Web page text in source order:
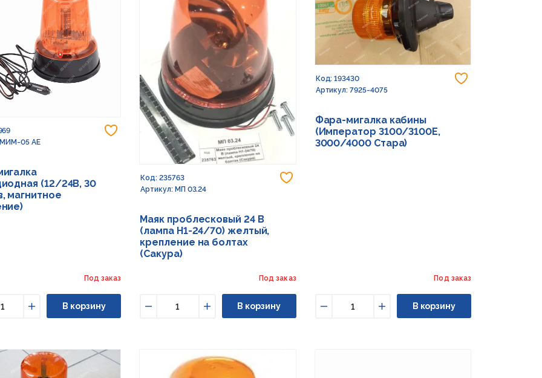
Добавить в избранное
МИМ-05 АЕ
(12/24В, 30
магнитное
Под заказ
Увеличить
В корзину
Код: 235763
Артикул: МП 03.24
Маяк проблесковый 24 В
(лампа Н1-24/70) желтый,
крепление на болтах
(Сакура)
Под заказ
Увеличить
В корзину
Код: 193430
Артикул: 7925-4075
Фара-мигалка кабины
(Император 3100/3100E,
3000/4000 Стара)
Под заказ
Увеличить
В корзину